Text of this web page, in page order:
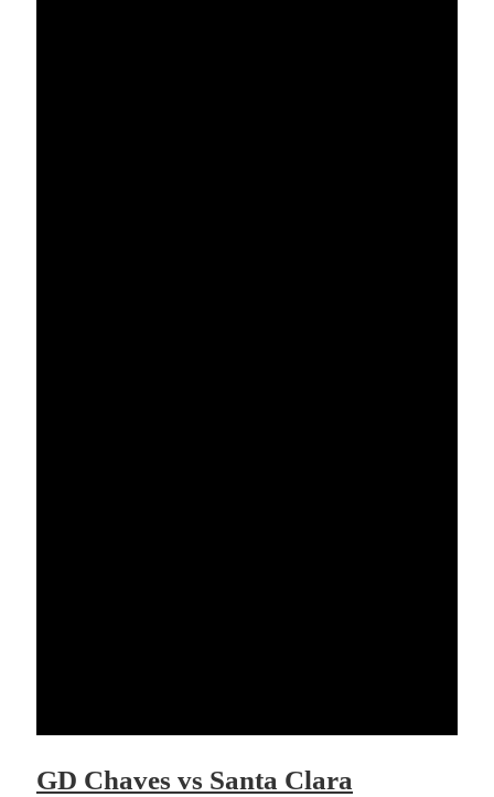
GD Chaves vs Santa Clara